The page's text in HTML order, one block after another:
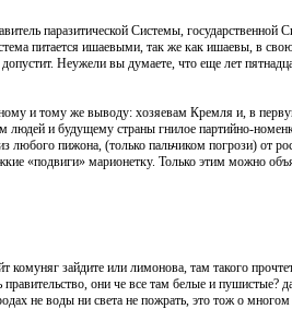
паразитической Системы,
питается ишаевыми, так же как ишаевы, в
Неужели вы думаете, что еще лет
и тому же выводу: хозяевам Кремля и, в
и будущему страны гнилое партийно-
пижона, (только пальчиком погрози) от
«подвиги» марионетку. Только этим можно
зайдите или лимонова, там такого
они че все там белые и пушистые?
не воды ни света не пожрать, это тож о